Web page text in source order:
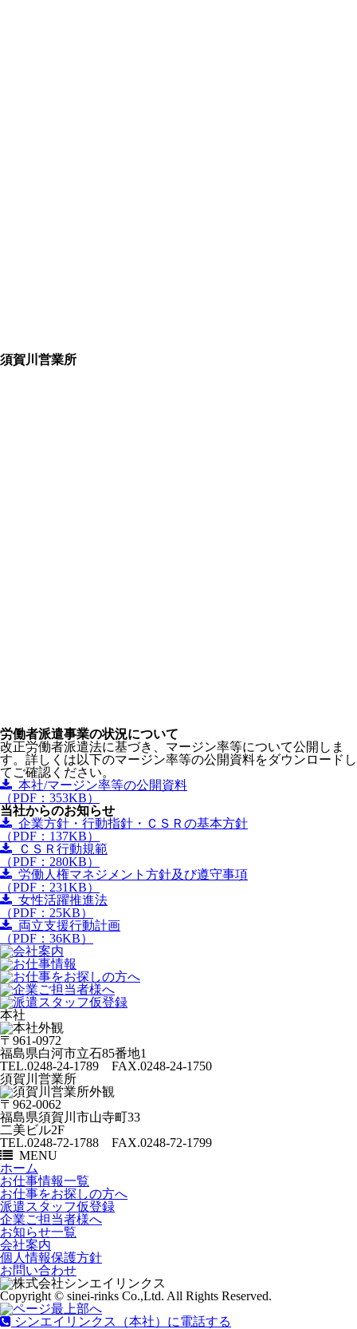
須賀川営業所
労働者派遣事業の状況について
改正労働者派遣法に基づき、マージン率等について公開しま
す。詳しくは以下のマージン率等の公開資料をダウンロードし
てご確認ください。
本社/マージン率等の公開資料
（PDF：353KB）
当社からのお知らせ
企業方針・行動指針・ＣＳＲの基本方針
（PDF：137KB）
ＣＳＲ行動規範
（PDF：280KB）
労働人権マネジメント方針及び遵守事項
（PDF：231KB）
女性活躍推進法
（PDF：25KB）
両立支援行動計画
（PDF：36KB）
本社
〒961-0972
福島県白河市立石85番地1
TEL.0248-24-1789 FAX.0248-24-1750
須賀川営業所
〒962-0062
福島県須賀川市山寺町33
二美ビル2F
TEL.0248-72-1788 FAX.0248-72-1799
MENU
ホーム
お仕事情報一覧
お仕事をお探しの方へ
派遣スタッフ仮登録
企業ご担当者様へ
お知らせ一覧
会社案内
個人情報保護方針
お問い合わせ
Copyright © sinei-rinks Co.,Ltd. All Rights Reserved.
シンエイリンクス（本社）に電話する